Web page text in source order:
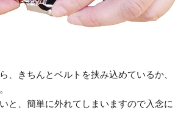
、きちんとベルトを挟み込めているか、
と、簡単に外れてしまいますので入念に